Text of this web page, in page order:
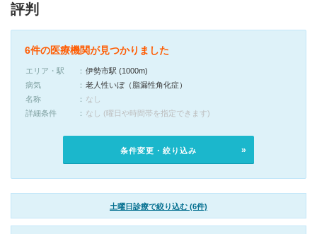
評判
6件の医療機関が見つかりました
エリア・駅
伊勢市駅 (1000m)
病気
老人性いぼ（脂漏性角化症）
名称
なし
詳細条件
なし (曜日や時間帯を指定できます)
条件変更・絞り込み
土曜日診療で絞り込む (6件)